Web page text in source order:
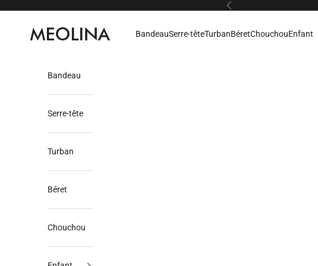
Précédent
Meolina
BandeauSerre-têteTurbanBéretChouchouEnfant
Bandeau
Serre-tête
Turban
Béret
Chouchou